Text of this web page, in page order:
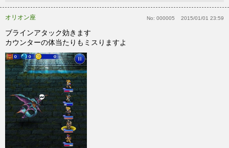
オリオン座 No: 000005 2015/01/01 23:59
ブラインアタック効きます
カウンターの体当たりもミスりますよ